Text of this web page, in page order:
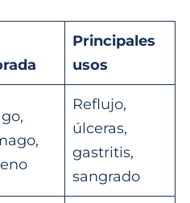
Principales
usos
Reflujo,
úlceras,
gastritis,
sangrado